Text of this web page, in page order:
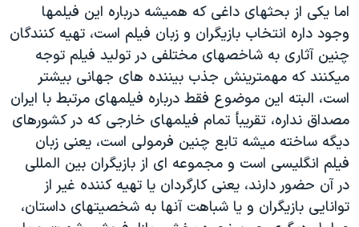
صفحه‌های ویژه
سفر پرزیدنت ترامپ به چین
اما یکی از بحثهای داغی که همیشه درباره این فیلمها
وجود داره انتخاب بازیگران و زبان فیلم است، تهیه کنندگان
چنین آثاری به شاخصهای مختلفی در تولید فیلم توجه
میکنند که مهمترینش جذب بیننده های جهانی بیشتر
است، البته این موضوع فقط درباره فیلمهای مرتبط با ایران
مصداق نداره، تقریبأ تمام فیلمهای خارجی که در کشورهای
دیگه ساخته میشه تابع چنین فرمولی است، یعنی زبان
فیلم انگلیسی است و مجموعه ای از بازیگران بین المللی
در آن حضور دارند، یعنی کارگردان یا تهیه کننده غیر از
توانایی بازیگران و یا شباهت آنها به شخصیتهای داستان،